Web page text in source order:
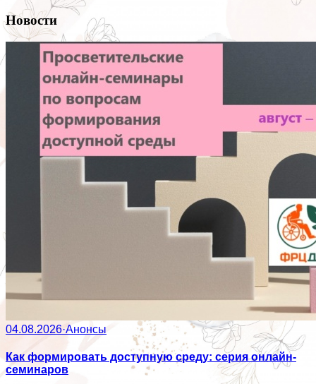
Новости
04.08.2026·Анонсы
Как формировать доступную среду: серия онлайн-
семинаров